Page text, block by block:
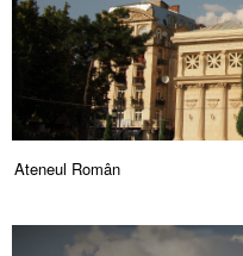
Ateneul Român